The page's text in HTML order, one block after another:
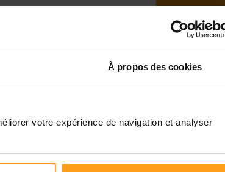
À propos des cookies
votre expérience de navigation et analyser
mesure et
l’aide
prendre
jusqu’à
conditions).